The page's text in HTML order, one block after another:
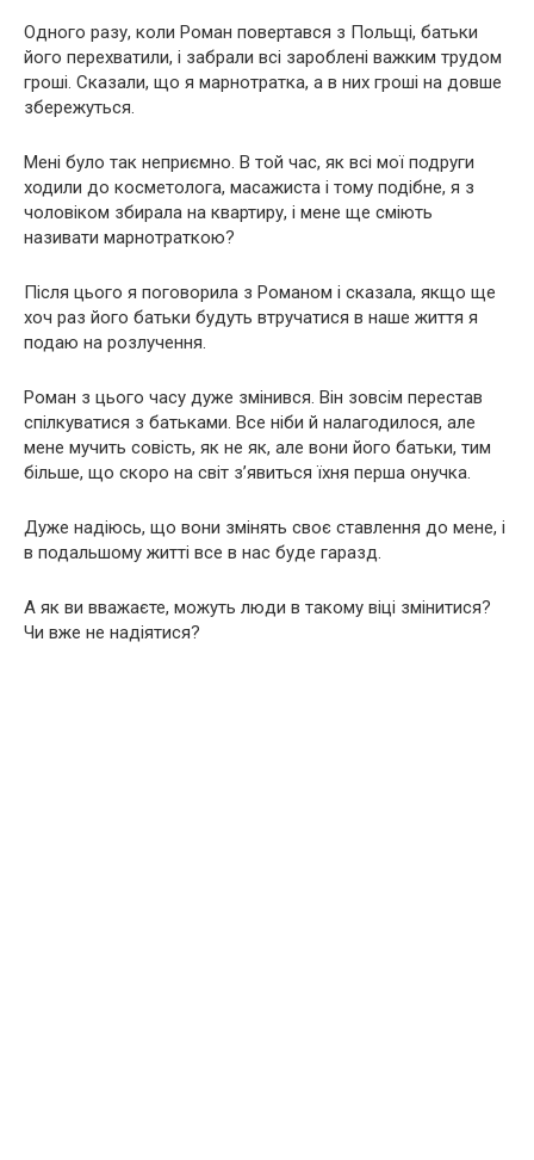
Одного разу, коли Роман повертався з Польщі, батьки
його перехватили, і забрали всі зароблені важким трудом
гроші. Сказали, що я марнотратка, а в них гроші на довше
збережуться.
Мені було так неприємно. В той час, як всі мої подруги
ходили до косметолога, масажиста і тому подібне, я з
чоловіком збирала на квартиру, і мене ще сміють
називати марнотраткою?
Після цього я поговорила з Романом і сказала, якщо ще
хоч раз його батьки будуть втручатися в наше життя я
подаю на розлучення.
Роман з цього часу дуже змінився. Він зовсім перестав
спілкуватися з батьками. Все ніби й налагодилося, але
мене мучить совість, як не як, але вони його батьки, тим
більше, що скоро на світ з’явиться їхня перша онучка.
Дуже надіюсь, що вони змінять своє ставлення до мене, і
в подальшому житті все в нас буде гаразд.
А як ви вважаєте, можуть люди в такому віці змінитися?
Чи вже не надіятися?